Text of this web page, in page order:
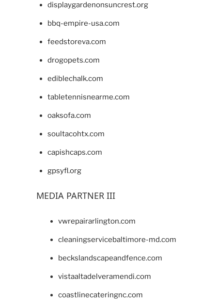
displaygardenonsuncrest.org
bbq-empire-usa.com
feedstoreva.com
drogopets.com
ediblechalk.com
tabletennisnearme.com
oaksofa.com
soultacohtx.com
capishcaps.com
gpsyfl.org
MEDIA PARTNER III
vwrepairarlington.com
cleaningservicebaltimore-md.com
beckslandscapeandfence.com
vistaaltadelveramendi.com
coastlinecateringnc.com